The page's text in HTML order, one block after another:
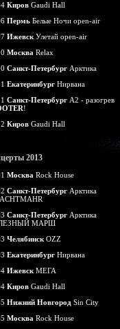
Киров Gaudi Hall
Пермь Белые Ночи open-air
Ижевск Улетай open-air
Москва Relax
Санкт-Петербург Арктика
Екатеринбург Нирвана
Санкт-Петербург А2 - разогрев
!
Киров Gaudi Hall
2013
Москва Rock House
Санкт-Петербург Арктика
Санкт-Петербург Арктика
МАРШ
Челябинск OZZ
Екатеринбург Нирвана
Ижевск МЕГА
Киров Gaudi Hall
Нижний Новгород Sin City
Москва Rock House